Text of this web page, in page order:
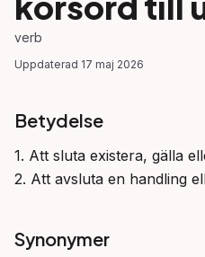
verb
Uppdaterad 17 maj 2026
Betydelse
1. Att sluta existera, gälla
2. Att avsluta en handling
Synonymer